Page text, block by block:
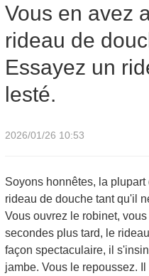
rideau de douche lesté.
Vous en avez
rideau de
Essayez un
lesté.
2026/01/26 10:53
Soyons honnêtes, la
rideau de douche tant qu'il
Vous ouvrez le robinet,
secondes plus tard, le
façon spectaculaire, il
jambe. Vous le repoussez.